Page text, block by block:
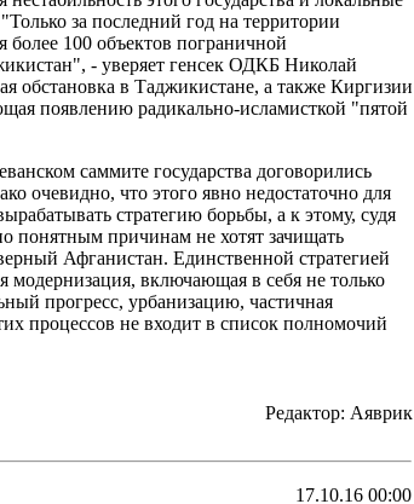
за последний год на территории
100 объектов пограничной
- уверяет генсек ОДКБ Николай
обстановка в Таджикистане, а также Киргизии
появлению радикально-исламисткой "пятой
саммите государства договорились
очевидно, что этого явно недостаточно для
стратегию борьбы, а к этому, судя
понятным причинам не хотят зачищать
Афганистан. Единственной стратегией
модернизация, включающая в себя не только
прогресс, урбанизацию, частичная
процессов не входит в список полномочий
Редактор: Аяврик
17.10.16 00:00